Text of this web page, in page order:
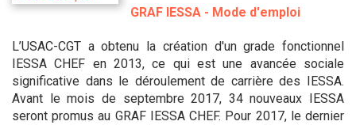
GRAF IESSA - Mode d'emploi
L’USAC-CGT a obtenu la création d'un grade fonctionnel
IESSA CHEF en 2013, ce qui est une avancée sociale
significative dans le déroulement de carrière des IESSA.
Avant le mois de septembre 2017, 34 nouveaux IESSA
seront promus au GRAF IESSA CHEF. Pour 2017, le dernier